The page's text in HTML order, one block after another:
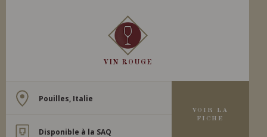
VIN ROUGE
Pouilles, Italie
Disponible à la SAQ
VOIR LA
FICHE